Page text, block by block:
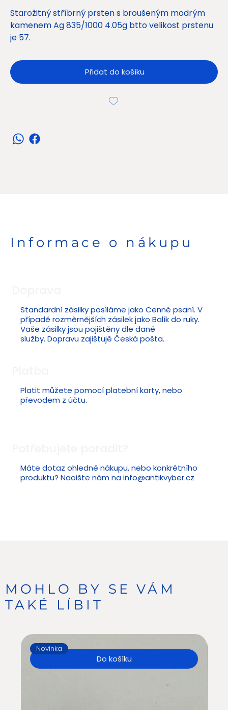
Starožitný stříbrný prsten s broušeným modrým
kamenem Ag 835/1000 4.05g btto velikost prstenu
je 57.
Přidat do košíku
Informace o nákupu
Standardní zásilky posíláme jako Cenné psaní. V
případě rozměrnějších zásilek jako Balík do ruky.
Vaše zásilky jsou pojištěny dle dané
služby. Dopravu zajišťujě Česká pošta.
Platit můžete pomocí platební karty, nebo
převodem z účtu.
Máte dotaz ohledně nákupu, nebo konkrétního
produktu? Naoište nám nainfo@antikvyber.cz
Do košíku
Novinka
MOHLO BY SE VÁM
TAKÉ LÍBIT